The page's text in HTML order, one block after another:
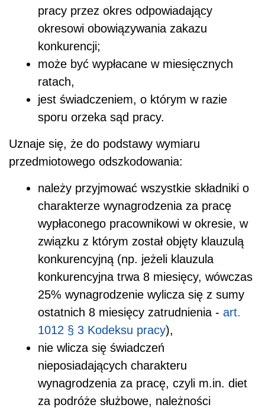
pracy przez okres odpowiadający
okresowi obowiązywania zakazu
konkurencji;
może być wypłacane w miesięcznych
ratach,
jest świadczeniem, o którym w razie
sporu orzeka sąd pracy.
Uznaje się, że do podstawy wymiaru
przedmiotowego odszkodowania:
należy przyjmować wszystkie składniki o
charakterze wynagrodzenia za pracę
wypłaconego pracownikowi w okresie, w
związku z którym został objęty klauzulą
konkurencyjną (np. jeżeli klauzula
konkurencyjna trwa 8 miesięcy, wówczas
25% wynagrodzenie wylicza się z sumy
ostatnich 8 miesięcy zatrudnienia - art.
1012 § 3 Kodeksu pracy),
nie wlicza się świadczeń
nieposiadających charakteru
wynagrodzenia za pracę, czyli m.in. diet
za podróże służbowe, należności